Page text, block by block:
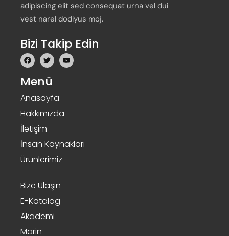
adipiscing elit sed consequat urna vel dui
vest narel dodiyus moj.
Bizi Takip Edin
Menü
Anasayfa
Hakkımızda
İletişim
İnsan Kaynakları
Ürünlerimiz
Bize Ulaşın
E-Katalog
Akademi
Marin